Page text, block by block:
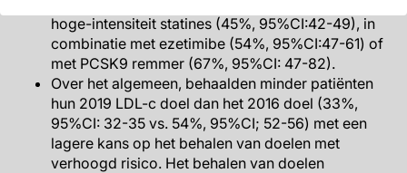
hoge-intensiteit statines (45%, 95%CI:42-49), in
combinatie met ezetimibe (54%, 95%CI:47-61) of
met PCSK9 remmer (67%, 95%CI: 47-82).
Over het algemeen, behaalden minder patiënten
hun 2019 LDL-c doel dan het 2016 doel (33%,
95%CI: 32-35 vs. 54%, 95%CI; 52-56) met een
lagere kans op het behalen van doelen met
verhoogd risico. Het behalen van doelen